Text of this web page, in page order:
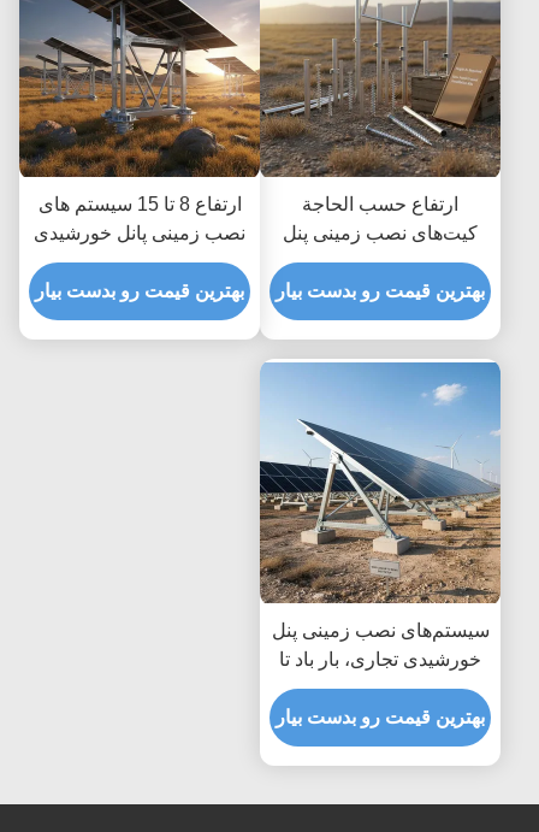
ارتفاع حسب الحاجة
کیت‌های نصب زمینی پنل
خورشیدی با عمق نامحدود
برای تنظیمات ارتفاع
سفارشی و لنگر انداختن
بهترین قیمت رو بدست بیار
ارتفاع 8 تا 15 سیستم های
نصب زمینی پانل خورشیدی
معمولی بهینه شده برای بار
باد تا 80 متر در ثانیه با عمق
نامحدود
بهترین قیمت رو بدست بیار
سیستم‌های نصب زمینی پنل
خورشیدی تجاری، بار باد تا
۸۰ متر بر ثانیه، طراحی شده
برای حداکثر مقاومت در
برابر باد و نصب آسان
بهترین قیمت رو بدست بیار